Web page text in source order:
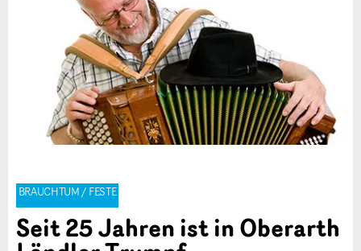
BRAUCHTUM / FESTE
Seit 25 Jahren ist in Oberarth